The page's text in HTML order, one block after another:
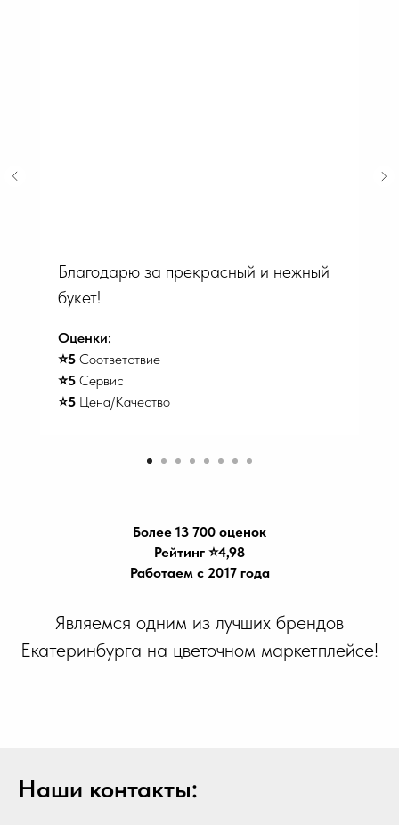
Благодарю за прекрасный и нежный
букет!
Оценки:
⭐️5 Соответствие
⭐️5 Сервис
⭐️5 Цена/Качество
Более 13 700 оценок
Рейтинг ⭐️4,98
Работаем с 2017 года
Являемся одним из лучших брендов
Екатеринбурга на цветочном маркетплейсе!
Наши контакты: